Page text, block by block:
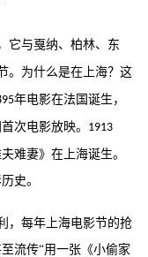
它与戛纳、柏林、东
。为什么是在上海？这
年电影在法国诞生，
次电影放映。 1913
难妻》在上海诞生。
史。
，每年上海电影节的抢
流传“用一张《小偷家